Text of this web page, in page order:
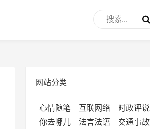
网站分类
心情随笔 互联网络
时政评说
你去哪儿
法言法语
交通事故